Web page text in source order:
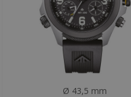
Ø 43,5 mm